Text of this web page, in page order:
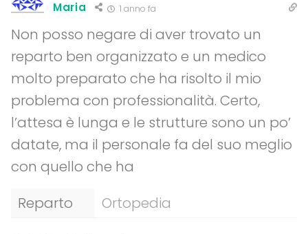
Maria 1 anno fa
Non posso negare di aver trovato un
reparto ben organizzato e un medico
molto preparato che ha risolto il mio
problema con professionalità. Certo,
l’attesa è lunga e le strutture sono un po’
datate, ma il personale fa del suo meglio
con quello che ha
Reparto
Ortopedia